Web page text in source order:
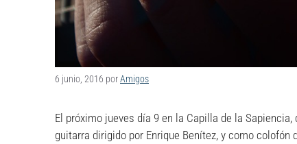
6 junio, 2016 porAmigos
El próximo jueves día 9 en la Capilla de la
guitarra dirigido por Enrique Benítez, y como colofón